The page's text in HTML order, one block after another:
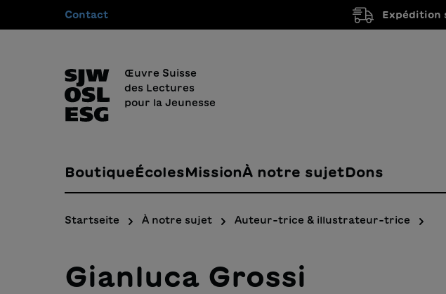
Passer à la navigation principale
Contact Expédition
Œuvre Suisse
des Lectures
pour la Jeunesse
BoutiqueÉcolesMissionÀ notre sujetDons
Startseite À notre sujet Auteur-trice & illustrateur-trice
Gianluca Grossi